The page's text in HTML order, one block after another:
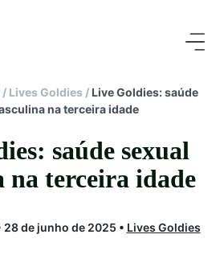
/ Lives Goldies/ Live Goldies: saúde
na terceira idade
saúde sexual
na terceira idade
28 de junho de 2025 • Lives Goldies